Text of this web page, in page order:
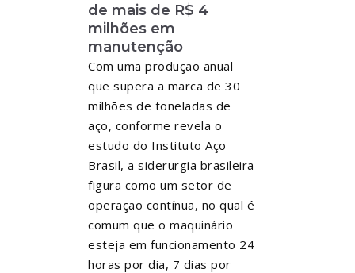
de mais de R$ 4
milhões em
manutenção
Com uma produção anual
que supera a marca de 30
milhões de toneladas de
aço, conforme revela o
estudo do Instituto Aço
Brasil, a siderurgia brasileira
figura como um setor de
operação contínua, no qual é
comum que o maquinário
esteja em funcionamento 24
horas por dia, 7 dias por